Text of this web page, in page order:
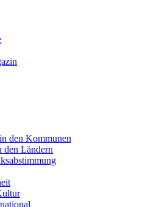
den Kommunen
den Ländern